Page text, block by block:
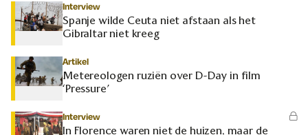
Interview
Spanje wilde Ceuta niet afstaan als het
Gibraltar niet kreeg
Artikel
Metereologen ruziën over D-Day in film
‘Pressure’
Interview
In Florence waren niet de huizen, maar de